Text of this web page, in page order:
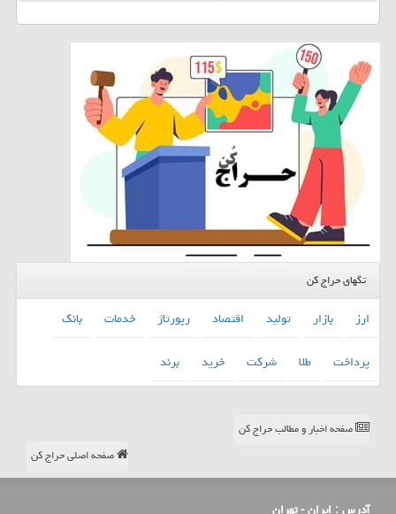
تگهای حراج کن
ارز بازار تولید اقتصاد رپورتاژ خدمات
بانك
پرداخت
طلا شركت خرید برند
صفحه اخبار و مطالب حراج کن
صفحه اصلی حراج کن
آدرس : ایران - تهران